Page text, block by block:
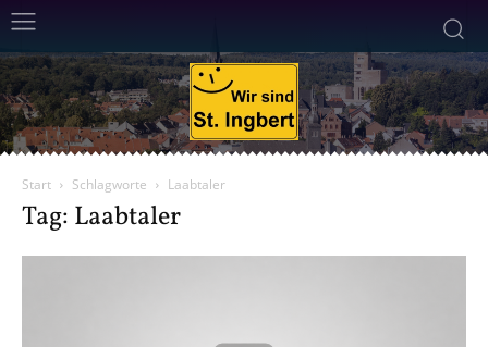
Start Schlagworte Laabtaler
Tag: Laabtaler